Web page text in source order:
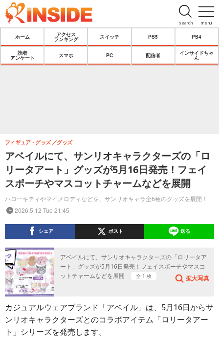
menu
search
ホーム
アクセス
ランキング
スイッチ PS5 PS4
読者
アンケート
スマホ PC 配信者
インサイドちゃ
ん
アベイルにて、サンリオキャラクターズの「ロ
リータアート」グッズが5月16日発売！フェイ
スポーチやマスコットチャームなどを展開
ハローキティやマイメロディなどを、サンリオキャラ全6種のグッズを展開！
フィギュア・グッズ グッズ
2026.5.12 Tue 21:45
シェア ポスト 送る
アベイルにて、サンリオキャラクターズの「ロリータア
ート」グッズが5月16日発売！フェイスポーチやマスコ
ットチャームなどを展開
全 1 枚 拡大写真
カジュアルウェアブランド「アベイル」は、5月16日からサ
ンリオキャラクターズとのコラボアイテム「ロリータアー
ト」シリーズを発売します。